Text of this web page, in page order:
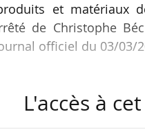
et matériaux
de Christophe
officiel du 03/03/
la prise en charge
L'accès à